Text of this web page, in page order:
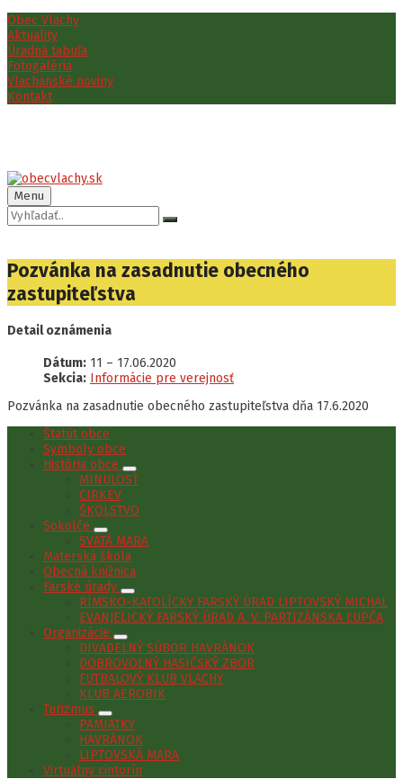
Preskočiť
na
obsah
Preskočiť
na
ľavý
panel
Preskočiť
na
pätičku
Obec Vlachy
Aktuality
Úradná tabuľa
Fotogaléria
Vlachanské noviny
Kontakt
Menu
Vyhľadávanie:
Pozvánka na zasadnutie obecného
zastupiteľstva
Detail oznámenia
Dátum: 11 – 17.06.2020
Sekcia: Informácie pre verejnosť
Pozvánka na zasadnutie obecného zastupiteľstva dňa 17.6.2020
Štatút obce
Symboly obce
História obce
MINULOSŤ
CIRKEV
ŠKOLSTVO
Sokolče
SVÄTÁ MARA
Materská škola
Obecná knižnica
Farské úrady
RÍMSKO-KATOLÍCKY FARSKÝ ÚRAD LIPTOVSKÝ MICHAL
EVANJELICKÝ FARSKÝ ÚRAD A. V. PARTIZÁNSKA ĽUPČA
Organizácie
DIVADELNÝ SÚBOR HAVRÁNOK
DOBROVOĽNÝ HASIČSKÝ ZBOR
FUTBALOVÝ KLUB VLACHY
KLUB AEROBIK
Turizmus
PAMIATKY
HAVRÁNOK
LIPTOVSKÁ MARA
Virtuálny cintorín